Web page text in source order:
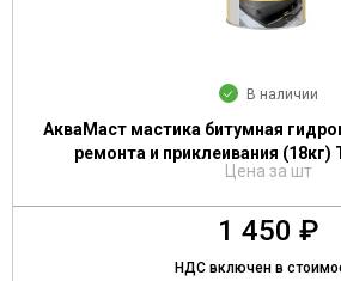
В наличии
АкваМаст мастика битумная
ремонта и приклеивания
Цена за шт
1 450 ₽
НДС включен в